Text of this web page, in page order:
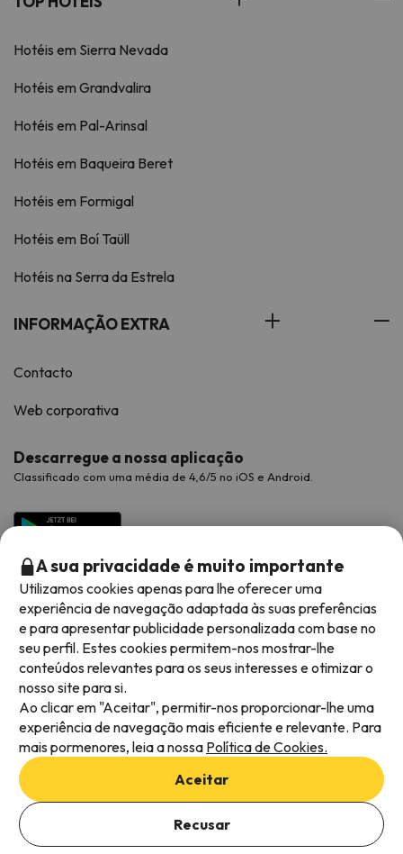
Adicionar datas para verificar a disponibilidade
Selecionar datas
Hotéis em Sierra Nevada
Hotéis em Grandvalira
Hotéis em Pal-Arinsal
Hotéis em Baqueira Beret
Hotéis em Formigal
Hotéis em Boí Taüll
Hotéis na Serra da Estrela
INFORMAÇÃO EXTRA
Contacto
Web corporativa
Descarregue a nossa aplicação
Classificado com uma média de 4,6/5 no iOS e Android.
Métodos de pagamento disponíveis
Termos e condições gerais
Privacidade dos dados
Política de cookies
A sua privacidade é muito importante
Utilizamos cookies apenas para lhe oferecer uma
experiência de navegação adaptada às suas preferências
e para apresentar publicidade personalizada com base no
seu perfil. Estes cookies permitem-nos mostrar-lhe
conteúdos relevantes para os seus interesses e otimizar o
nosso site para si.
Ao clicar em "Aceitar", permitir-nos proporcionar-lhe uma
experiência de navegação mais eficiente e relevante. Para
mais pormenores, leia a nossa Política de Cookies.
Aceitar
Recusar